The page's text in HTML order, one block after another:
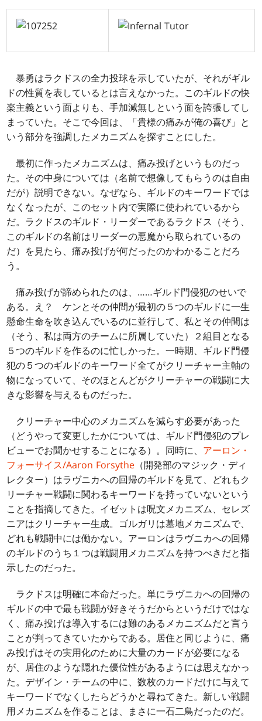
暴勇はラクドスの全力投球を示していたが、それがギル
ドの性質を表しているとは言えなかった。このギルドの快
楽主義という面よりも、手加減無しという面を誇張してし
まっていた。そこで今回は、「貴様の痛みが俺の喜び」と
いう部分を強調したメカニズムを探すことにした。
最初に作ったメカニズムは、痛み投げというものだっ
た。その中身については（名前で想像してもらうのは自由
だが）説明できない。なぜなら、ギルドのキーワードでは
なくなったが、このセット内で実際に使われているから
だ。ラクドスのギルド・リーダーであるラクドス（そう、
このギルドの名前はリーダーの悪魔から取られているの
だ）を見たら、痛み投げが何だったのかわかることだろ
う。
痛み投げが諦められたのは、……ギルド門侵犯のせいで
ある。え？ ケンとその仲間が最初の５つのギルドに一生
懸命生命を吹き込んでいるのに並行して、私とその仲間は
（そう、私は両方のチームに所属していた）２組目となる
５つのギルドを作るのに忙しかった。一時期、ギルド門侵
犯の５つのギルドのキーワード全てがクリーチャー主軸の
物になっていて、そのほとんどがクリーチャーの戦闘に大
きな影響を与えるものだった。
クリーチャー中心のメカニズムを減らす必要があった
（どうやって変更したかについては、ギルド門侵犯のプレ
ビューでお聞かせすることになる）。同時に、 アーロン・
フォーサイス/Aaron Forsythe （開発部のマジック・ディ
レクター）はラヴニカへの回帰のギルドを見て、どれもク
リーチャー戦闘に関わるキーワードを持っていないという
ことを指摘してきた。イゼットは呪文メカニズム、セレズ
ニアはクリーチャー生成。ゴルガリは墓地メカニズムで、
どれも戦闘中には働かない。アーロンはラヴニカへの回帰
のギルドのうち１つは戦闘用メカニズムを持つべきだと指
示したのだった。
ラクドスは明確に本命だった。単にラヴニカへの回帰の
ギルドの中で最も戦闘が好きそうだからというだけではな
く、痛み投げは導入するには難のあるメカニズムだと言う
ことが判ってきていたからである。居住と同じように、痛
み投げはその実用化のために大量のカードが必要になる
が、居住のような隠れた優位性があるようには思えなかっ
た。デザイン・チームの中に、数枚のカードだけに与えて
キーワードでなくしたらどうかと尋ねてきた。新しい戦闘
用メカニズムを作ることは、まさに一石二鳥だったのだ。